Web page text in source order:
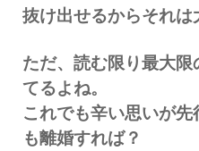
抜け出せるからそれは
ただ、読む限り最大限
てるよね。
これでも辛い思いが
も離婚すれば？